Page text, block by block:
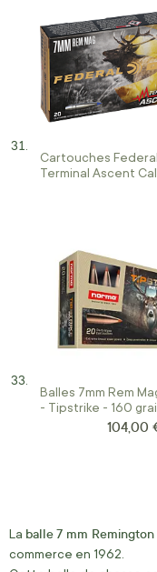
Cartouches Federal
Terminal Ascent
Balles 7mm Rem
- Tipstrike - 160
Prix
104,00
La balle7 mm
commerce en 1962.